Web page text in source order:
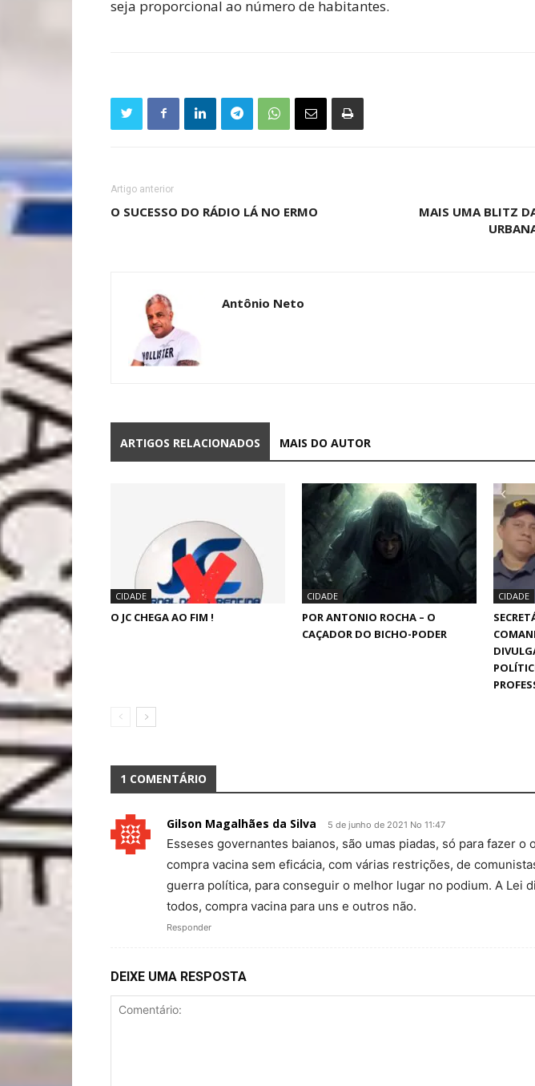
seja proporcional ao número de habitantes.
Artigo anterior
O SUCESSO DO RÁDIO LÁ NO ERMO
MAIS UMA BLITZ
Antônio Neto
ARTIGOS RELACIONADOS MAIS DO AUTOR
CIDADE
O JC CHEGA AO FIM !
CIDADE
POR ANTONIO ROCHA – O
CAÇADOR DO BICHO-PODER
CIDADE
1 COMENTÁRIO
Gilson Magalhães da Silva 5 de junho de 2021 No 11:47
Esseses governantes baianos, são umas piadas, só para fazer o
compra vacina sem eficácia, com várias restrições, de
guerra política, para conseguir o melhor lugar no podium. A Lei
todos, compra vacina para uns e outros não.
Responder
DEIXE UMA RESPOSTA